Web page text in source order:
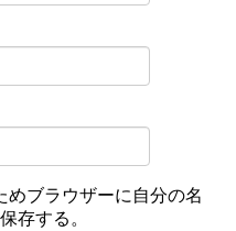
めブラウザーに自分の名
存する。